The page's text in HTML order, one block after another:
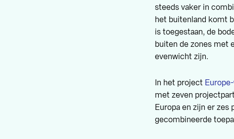
steeds vaker in
het buitenland komt
is toegestaan, de
buiten de zones met
evenwicht zijn.
In het project
met zeven
Europa en zijn er zes
gecombineerde